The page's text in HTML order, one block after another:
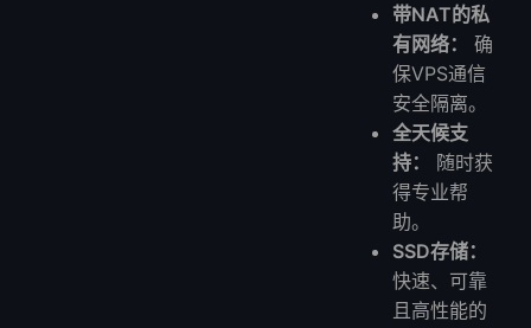
带NAT的私
有网络：
确
保VPS通信
安全隔离。
全天候支
持：
随时获
得专业帮
助。
SSD存储：
快速、可靠
且高性能的